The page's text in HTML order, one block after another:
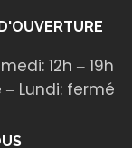
12h ‒ 19h
Lundi: fermé